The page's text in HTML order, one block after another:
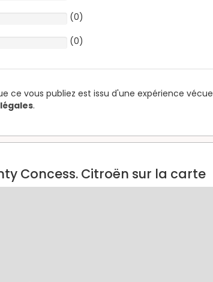
(0)
(0)
ce vous publiez est issu d'une expérience vécue
.
Concess. Citroën sur la carte